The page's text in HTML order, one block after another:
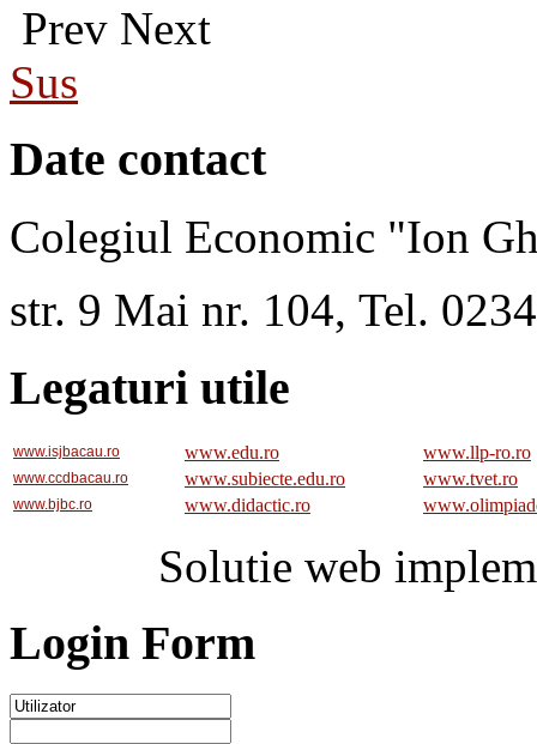
Prev Next
Sus
Date contact
Colegiul Economic "Ion
str. 9 Mai nr. 104, Tel.
Legaturi utile
www.isjbacau.ro www.edu.ro www.llp-ro.ro
www.ccdbacau.ro www.subiecte.edu.ro www.tvet.ro
www.bjbc.ro www.didactic.ro
Solutie web
Login Form